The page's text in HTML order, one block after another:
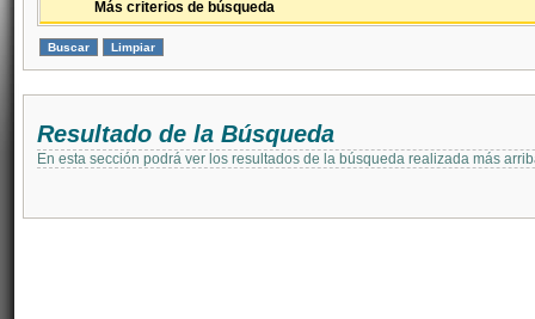
Más criterios de búsqueda
Resultado de la Búsqueda
En esta sección podrá ver los resultados de la búsqueda realizada más